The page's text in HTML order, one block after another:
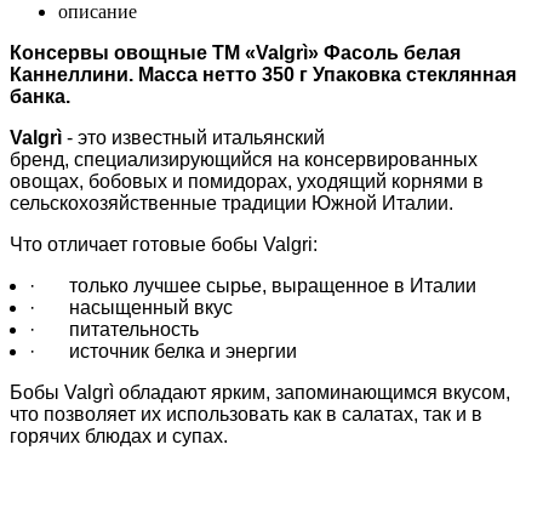
описание
Консервы овощные ТМ «Valgrì» Фасоль белая
Каннеллини. Масса нетто 350 г Упаковка стеклянная
банка.
Valgrì - это известный итальянский
бренд, специализирующийся на консервированных
овощах, бобовых и помидорах, уходящий корнями в
сельскохозяйственные традиции Южной Италии.
Что отличает готовые бобы Valgri:
·
только лучшее сырье, выращенное в Италии
·
насыщенный вкус
·
питательность
·
источник белка и энергии
Бобы Valgrì обладают ярким, запоминающимся вкусом,
что позволяет их использовать как в салатах, так и в
горячих блюдах и супах.